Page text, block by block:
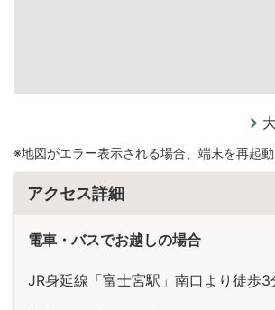
※地図がエラー表示される場合、端末を再起動
アクセス詳細
電車・バスでお越しの場合
JR身延線「富士宮駅」南口より徒歩3